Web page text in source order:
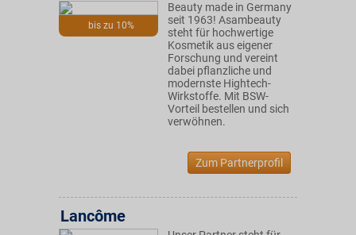
bis zu 10%
Beauty made in Germany
seit 1963! Asambeauty
steht für hochwertige
Kosmetik aus eigener
Forschung und vereint
dabei pflanzliche und
modernste Hightech-
Wirkstoffe. Mit BSW-
Vorteil bestellen und sich
verwöhnen.
Zum Partnerprofil
Lancôme